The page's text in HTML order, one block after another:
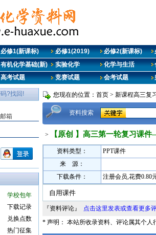
必修1(新课标) 必修1(2019) 必修2(新课标)
有机化学基础(新) 实验化学 化学与生活
高考试题 竞赛试题 会考试题
学校包年
下载记录
兑换点数
热门征集
您现在的位置： 首页 > 新课程高三复
资料搜索
> 【原创 】高三第一轮复习课
资料类型：
PPT课件
来 源：
下载条件：
注册会员,花费0.80
自用课件
『资料评论』 点击这里发表或查看更多
* 声明： 本站所收录资料、评论属其个人